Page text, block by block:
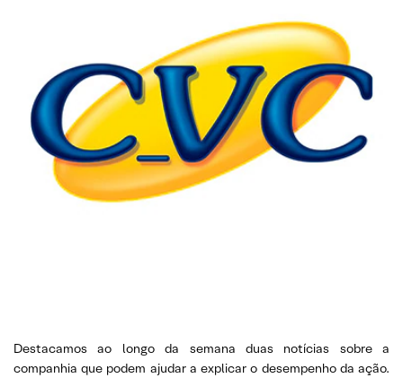
Destacamos ao longo da semana duas notícias sobre a
companhia que podem ajudar a explicar o desempenho da ação.